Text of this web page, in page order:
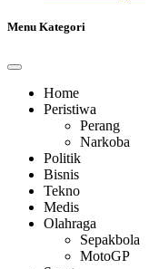
Menu Kategori
Home
Peristiwa
Perang
Narkoba
Politik
Bisnis
Tekno
Medis
Olahraga
Sepakbola
MotoGP